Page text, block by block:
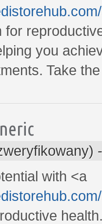
for
you
Take
with <a